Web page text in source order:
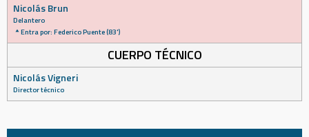
Nicolás Brun
Delantero
Entra por: Federico Puente (83')
CUERPO TÉCNICO
Nicolás Vigneri
Director técnico